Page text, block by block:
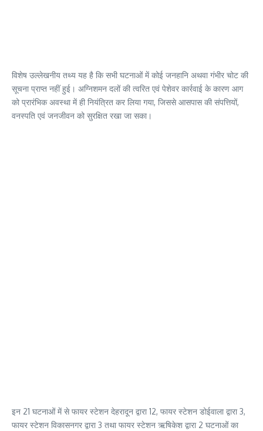
विशेष उल्लेखनीय तथ्य यह है कि सभी घटनाओं में कोई जनहानि अथवा गंभीर चोट की
सूचना प्राप्त नहीं हुई। अग्निशमन दलों की त्वरित एवं पेशेवर कार्रवाई के कारण आग
को प्रारंभिक अवस्था में ही नियंत्रित कर लिया गया, जिससे आसपास की संपत्तियों,
वनस्पति एवं जनजीवन को सुरक्षित रखा जा सका।
इन 21 घटनाओं में से फायर स्टेशन देहरादून द्वारा 12, फायर स्टेशन डोईवाला द्वारा 3,
फायर स्टेशन विकासनगर द्वारा 3 तथा फायर स्टेशन ऋषिकेश द्वारा 2 घटनाओं का